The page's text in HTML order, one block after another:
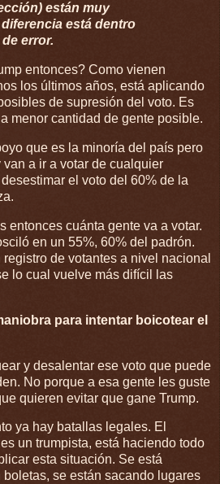
están muy
está dentro
error.
entonces? Como vienen
los últimos años, está aplicando
de supresión del voto. Es
menor cantidad de gente posible.
que es la minoría del país pero
a ir a votar de cualquier
el voto del 60% de la
entonces cuánta gente va a votar.
en un 55%, 60% del padrón.
de votantes a nivel nacional
lo cual vuelve más difícil las
para intentar boicotear el
y desalentar ese voto que puede
No porque a esa gente les guste
quieren evitar que gane Trump.
ya hay batallas legales. El
un trumpista, está haciendo todo
esta situación. Se está
se están sacando lugares